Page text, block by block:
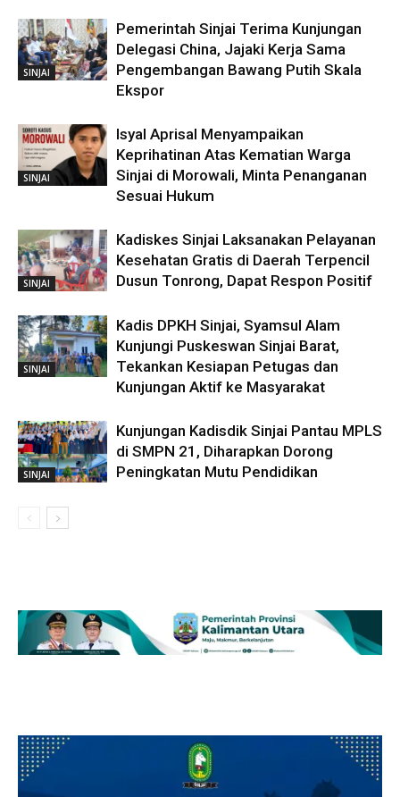
SINJAI
Pemerintah Sinjai Terima Kunjungan
Delegasi China, Jajaki Kerja Sama
Pengembangan Bawang Putih Skala
Ekspor
SINJAI
Isyal Aprisal Menyampaikan
Keprihatinan Atas Kematian Warga
Sinjai di Morowali, Minta Penanganan
Sesuai Hukum
SINJAI
Kadiskes Sinjai Laksanakan Pelayanan
Kesehatan Gratis di Daerah Terpencil
Dusun Tonrong, Dapat Respon Positif
SINJAI
Kadis DPKH Sinjai, Syamsul Alam
Kunjungi Puskeswan Sinjai Barat,
Tekankan Kesiapan Petugas dan
Kunjungan Aktif ke Masyarakat
SINJAI
Kunjungan Kadisdik Sinjai Pantau MPLS
di SMPN 21, Diharapkan Dorong
Peningkatan Mutu Pendidikan